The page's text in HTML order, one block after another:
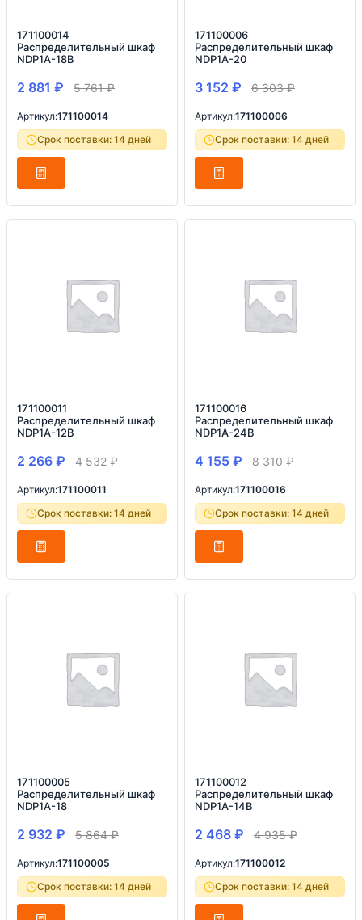
171100014
Распределительный шкаф
NDP1A-18B
2 881 ₽ 5 761₽
Артикул:171100014
Срок поставки: 14 дней
171100006
Распределительный шкаф
NDP1A-20
3 152 ₽ 6 303₽
Артикул:171100006
Срок поставки: 14 дней
171100011
Распределительный шкаф
NDP1A-12B
2 266 ₽ 4 532₽
Артикул:171100011
Срок поставки: 14 дней
171100016
Распределительный шкаф
NDP1A-24B
4 155 ₽ 8 310₽
Артикул:171100016
Срок поставки: 14 дней
171100005
Распределительный шкаф
NDP1A-18
2 932 ₽ 5 864₽
Артикул:171100005
Срок поставки: 14 дней
171100012
Распределительный шкаф
NDP1A-14B
2 468 ₽ 4 935₽
Артикул:171100012
Срок поставки: 14 дней